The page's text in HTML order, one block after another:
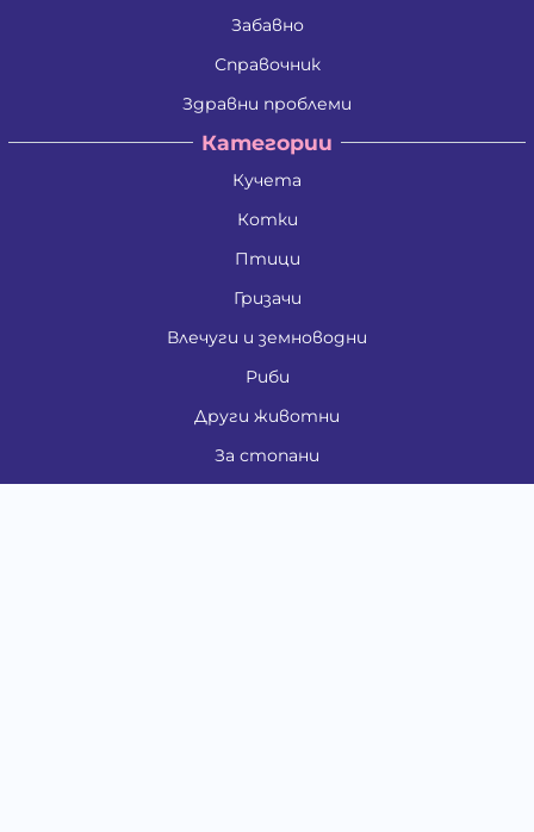
Забавно
Справочник
Здравни проблеми
Категории
Кучета
Котки
Птици
Гризачи
Влечуги и земноводни
Риби
Други животни
За стопани